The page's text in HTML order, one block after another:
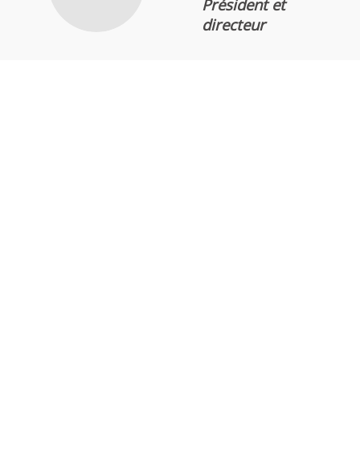
Président et
directeur